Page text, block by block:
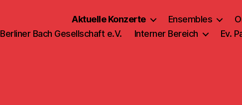
Aktuelle Konzerte Ensembles
Berliner Bach Gesellschaft e.V.
Interner Bereich Ev.